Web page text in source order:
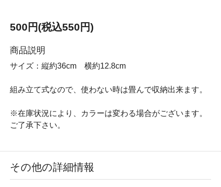
500円(税込550円)
商品説明
サイズ：縦約36cm 横約12.8cm
組み立て式なので、使わない時は畳んで収納出来ます。
※在庫状況により、カラーは変わる場合がございます。
ご了承下さい。
その他の詳細情報